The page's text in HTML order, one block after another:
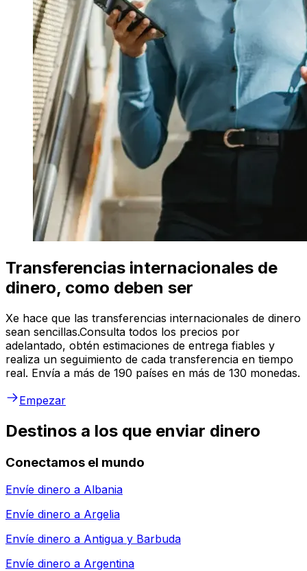
Transferencias internacionales de
dinero, como deben ser
Xe hace que las transferencias internacionales de dinero
sean sencillas.Consulta todos los precios por
adelantado, obtén estimaciones de entrega fiables y
realiza un seguimiento de cada transferencia en tiempo
real. Envía a más de 190 países en más de 130 monedas.
Empezar
Destinos a los que enviar dinero
Conectamos el mundo
Envíe dinero a Albania
Envíe dinero a Argelia
Envíe dinero a Antigua y Barbuda
Envíe dinero a Argentina